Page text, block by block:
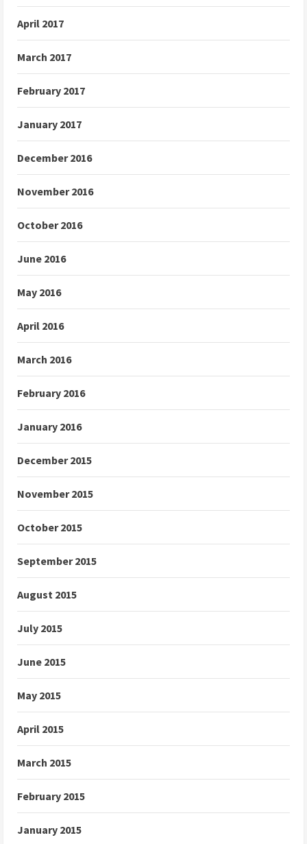
April 2017
March 2017
February 2017
January 2017
December 2016
November 2016
October 2016
June 2016
May 2016
April 2016
March 2016
February 2016
January 2016
December 2015
November 2015
October 2015
September 2015
August 2015
July 2015
June 2015
May 2015
April 2015
March 2015
February 2015
January 2015